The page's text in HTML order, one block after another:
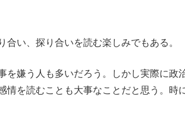
い、探り合いを読む楽しみでもある。
嫌う人も多いだろう。しかし実際に政
情を読むことも大事なことだと思う。時